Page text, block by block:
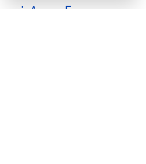
Аида Ғалымқызы